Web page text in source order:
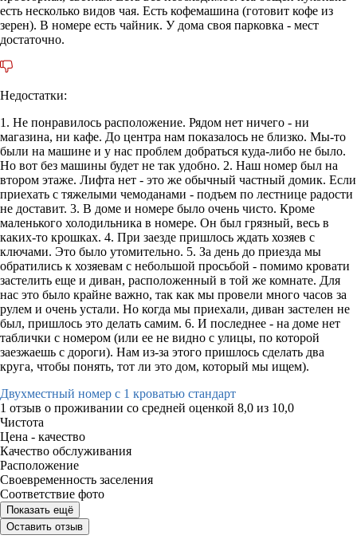
есть несколько видов чая. Есть кофемашина (готовит кофе из
зерен). В номере есть чайник. У дома своя парковка - мест
достаточно.
Недостатки:
1. Не понравилось расположение. Рядом нет ничего - ни
магазина, ни кафе. До центра нам показалось не близко. Мы-то
были на машине и у нас проблем добраться куда-либо не было.
Но вот без машины будет не так удобно. 2. Наш номер был на
втором этаже. Лифта нет - это же обычный частный домик. Если
приехать с тяжелыми чемоданами - подъем по лестнице радости
не доставит. 3. В доме и номере было очень чисто. Кроме
маленького холодильника в номере. Он был грязный, весь в
каких-то крошках. 4. При заезде пришлось ждать хозяев с
ключами. Это было утомительно. 5. За день до приезда мы
обратились к хозяевам с небольшой просьбой - помимо кровати
застелить еще и диван, расположенный в той же комнате. Для
нас это было крайне важно, так как мы провели много часов за
рулем и очень устали. Но когда мы приехали, диван застелен не
был, пришлось это делать самим. 6. И последнее - на доме нет
таблички с номером (или ее не видно с улицы, по которой
заезжаешь с дороги). Нам из-за этого пришлось сделать два
круга, чтобы понять, тот ли это дом, который мы ищем).
Двухместный номер с 1 кроватью стандарт
1 отзыв о проживании со средней оценкой 8,0 из 10,0
Чистота
Цена - качество
Качество обслуживания
Расположение
Своевременность заселения
Соответствие фото
Показать ещё
Оставить отзыв